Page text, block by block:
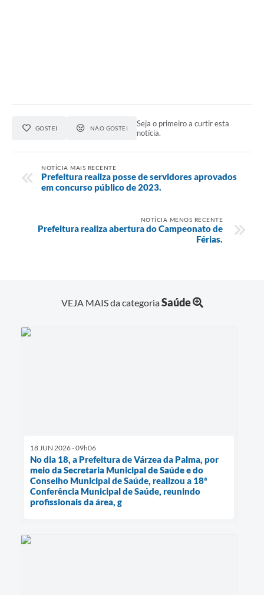
GOSTEI NÃO GOSTEI
Seja o primeiro a curtir esta
notícia.
NOTÍCIA MAIS RECENTE
Prefeitura realiza posse de servidores aprovados
em concurso público de 2023.
NOTÍCIA MENOS RECENTE
Prefeitura realiza abertura do Campeonato de
Férias.
VEJA MAIS da categoriaSaúde
18 JUN 2026 - 09h06
No dia 18, a Prefeitura de Várzea da Palma, por
meio da Secretaria Municipal de Saúde e do
Conselho Municipal de Saúde, realizou a 18ª
Conferência Municipal de Saúde, reunindo
profissionais da área, g